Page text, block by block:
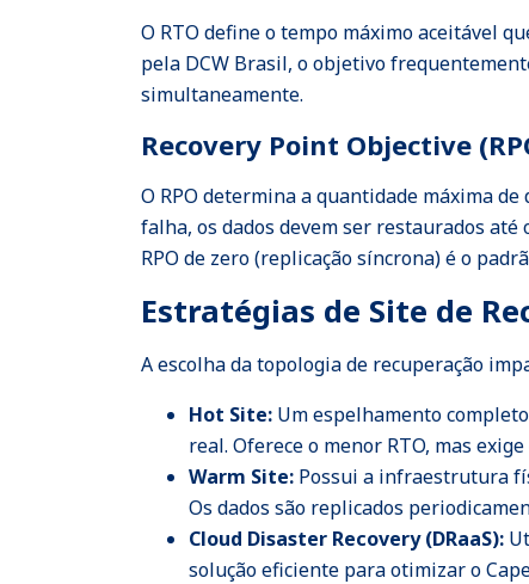
O RTO define o tempo máximo aceitável
pela DCW Brasil, o objetivo
simultaneamente.
Recovery Point Objective
O RPO determina a quantidade máxima
falha, os dados devem ser restaurados
RPO de zero (replicação síncrona) é o
Estratégias de Site de
A escolha da topologia de recuperação
Hot Site: Um espelhamento
real. Oferece o menor RTO, mas
Warm Site: Possui a infraestrutura
Os dados são replicados
Cloud Disaster Recovery (DRaaS):
solução eficiente para otimizar o